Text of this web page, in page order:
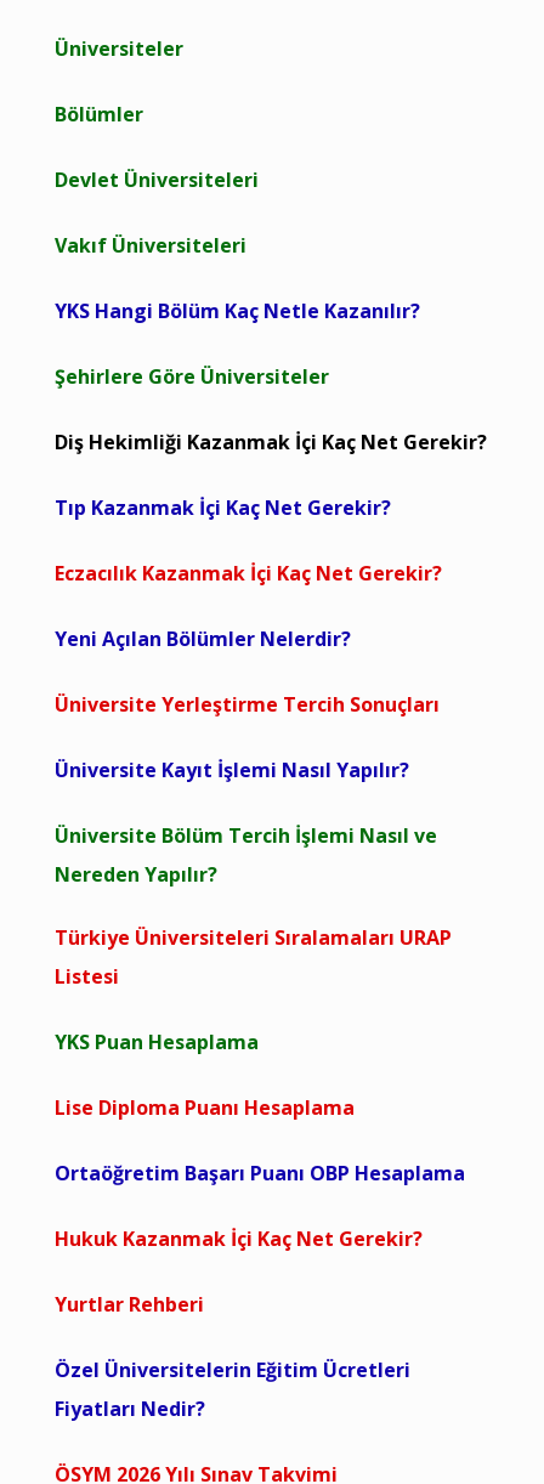
Üniversiteler
Bölümler
Devlet Üniversiteleri
Vakıf Üniversiteleri
YKS Hangi Bölüm Kaç Netle Kazanılır?
Şehirlere Göre Üniversiteler
Diş Hekimliği Kazanmak İçi Kaç Net Gerekir?
Tıp Kazanmak İçi Kaç Net Gerekir?
Eczacılık Kazanmak İçi Kaç Net Gerekir?
Yeni Açılan Bölümler Nelerdir?
Üniversite Yerleştirme Tercih Sonuçları
Üniversite Kayıt İşlemi Nasıl Yapılır?
Üniversite Bölüm Tercih İşlemi Nasıl ve
Nereden Yapılır?
Türkiye Üniversiteleri Sıralamaları URAP
Listesi
YKS Puan Hesaplama
Lise Diploma Puanı Hesaplama
Ortaöğretim Başarı Puanı OBP Hesaplama
Hukuk Kazanmak İçi Kaç Net Gerekir?
Yurtlar Rehberi
Özel Üniversitelerin Eğitim Ücretleri
Fiyatları Nedir?
ÖSYM 2026 Yılı Sınav Takvimi